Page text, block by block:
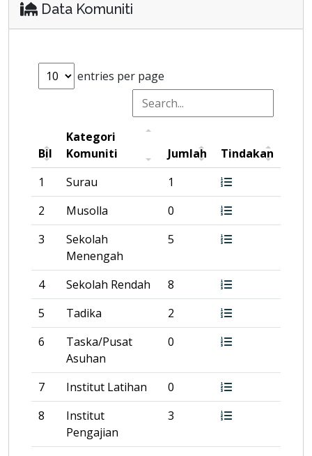
Data Komuniti
entries per page
Bil
Kategori
Komuniti
Jumlah
Tindakan
1
Surau
1
2
Musolla
0
3
Sekolah
Menengah
5
4 Sekolah Rendah
8
5
Tadika
2
6
Taska/Pusat
Asuhan
0
7 Institut Latihan
0
8
Institut
Pengajian
3